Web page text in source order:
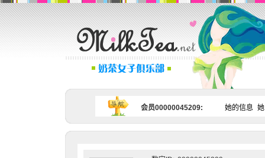
会员00000045209: 她的信息